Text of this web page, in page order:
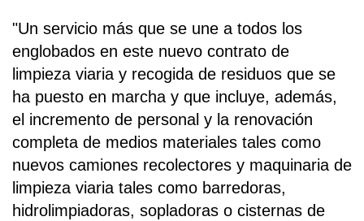
"Un servicio más que se une a todos los
englobados en este nuevo contrato de
limpieza viaria y recogida de residuos que se
ha puesto en marcha y que incluye, además,
el incremento de personal y la renovación
completa de medios materiales tales como
nuevos camiones recolectores y maquinaria de
limpieza viaria tales como barredoras,
hidrolimpiadoras, sopladoras o cisternas de